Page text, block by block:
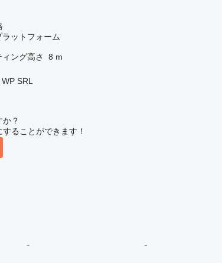
ットフォーム
ィング高さ
8 m
SRL
？
ることができます！